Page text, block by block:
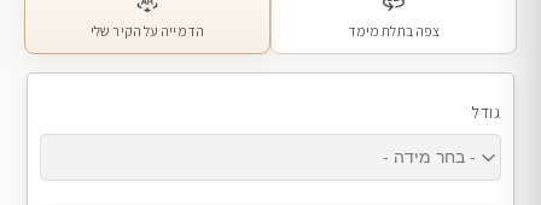
צפה בתלת מימד הדמייה על הקיר שלי
גודל